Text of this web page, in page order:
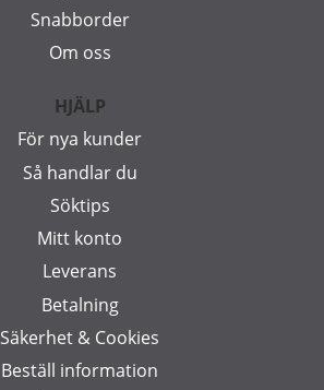
Snabborder
Om oss
HJÄLP
För nya kunder
Så handlar du
Söktips
Mitt konto
Leverans
Betalning
Säkerhet & Cookies
Beställ information